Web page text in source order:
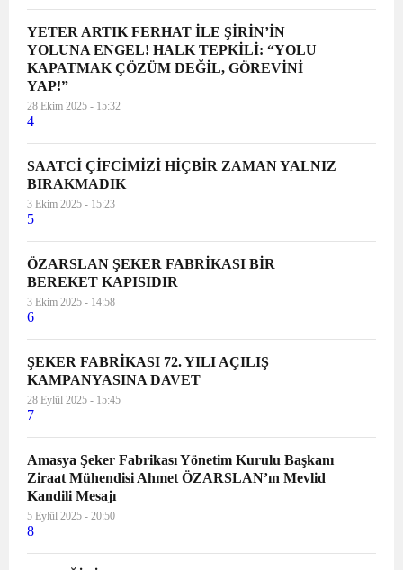
ödeyen Mirabel Kardeşler’i
saygıyla anıyoruz. Adında “adalet”
olan hükümetin yönettiği ülkemizde
her gün en az iki kadın katlediliyor.
Kadın cinayetlerini sadece “sayı”
olarak değerlendiren iktidar,
çarpıttığı verilerle şiddetin
azaldığını iddia ediyor. Hayattan
koparılanın bir evlat, bir anne, bir
abla, bir kardeş, bir arkadaş, bir
dost olduğu gerçeği yok sayılıyor.
ölümü” denilerek kapatılmak
çocuğun davasında “çocuğun
rızası”ndan bahsediliyor. Kadına ve
çocuğa yönelik şiddet uygulayanlar
cezasızlık politikası ile
ödüllendiriliyor. Kırmızı çizgimiz
olan İstanbul Sözleşmesi
Sayılı Şiddet Yasası’na göz dikiliyor.
Cumhuriyetin biz kadınlar
üzerindeki en önemli
kazanımlarından olan Medeni
Kanun budanmaya çalışılıyor.
YETER ARTIK FERHAT İLE ŞİRİN’İN
YOLUNA ENGEL! HALK TEPKİLİ: “YOLU
KAPATMAK ÇÖZÜM DEĞİL, GÖREVİNİ
YAP!”
28 Ekim 2025 - 15:32
4
SAATCİ ÇİFCİMİZİ HİÇBİR ZAMAN YALNIZ
BIRAKMADIK
3 Ekim 2025 - 15:23
5
ÖZARSLAN ŞEKER FABRİKASI BİR
BEREKET KAPISIDIR
3 Ekim 2025 - 14:58
6
ŞEKER FABRİKASI 72. YILI AÇILIŞ
KAMPANYASINA DAVET
28 Eylül 2025 - 15:45
7
Amasya Şeker Fabrikası Yönetim Kurulu Başkanı
Ziraat Mühendisi Ahmet ÖZARSLAN’ın Mevlid
Kandili Mesajı
5 Eylül 2025 - 20:50
8